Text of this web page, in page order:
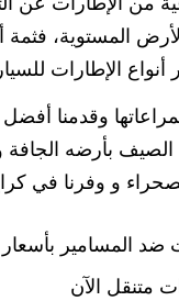
المستوية، فثمة
أنواع الإطارات
وقدمنا
بأرضه الجافة
و وفرنا في
ضد المسامير
متنقل الآن